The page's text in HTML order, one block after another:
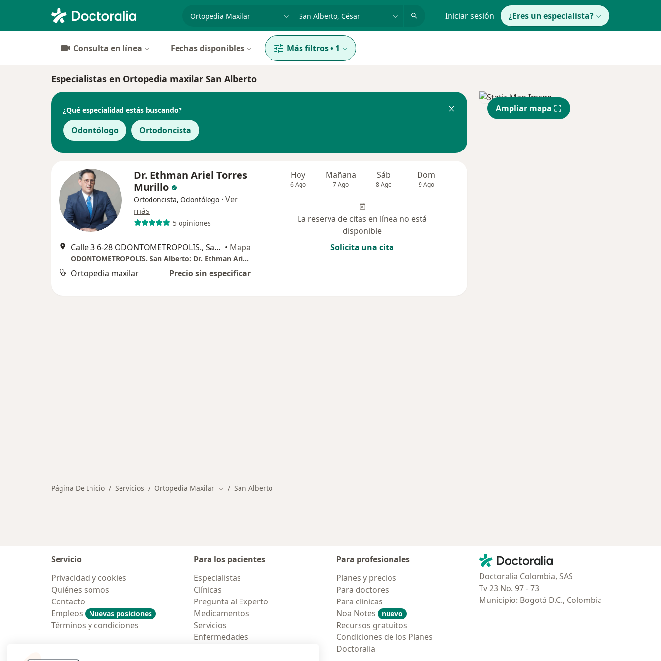
Iniciar sesión ¿Eres un especialista?
Consulta en línea Fechas disponibles Más filtros• 1
Especialistas en Ortopedia maxilar San Alberto
¿Qué especialidad estás buscando?
Odontólogo Ortodoncista
Dr. Ethman Ariel Torres
Murillo
Ortodoncista, Odontólogo · Ver
más
5 opiniones
Calle 3 6-28 ODONTOMETROPOLIS., San Alberto • Mapa
ODONTOMETROPOLIS. San Alberto: Dr. Ethman Ariel Torres.
Ortopedia maxilar Precio sin especificar
Hoy
6 Ago
Mañana
7 Ago
Sáb
8 Ago
Dom
9 Ago
La reserva de citas en línea no está
disponible
Solicita una cita
Ampliar mapa
Página De Inicio Servicios Ortopedia Maxilar Cambiar de ciudad
San Alberto
Servicio
Privacidad y cookies
Quiénes somos
Contacto
Empleos
Nuevas posiciones
Términos y condiciones
Para los pacientes
Especialistas
Clínicas
Pregunta al Experto
Medicamentos
Servicios
Enfermedades
Para profesionales
Planes y precios
Para doctores
Para clinicas
Noa Notes
nuevo
Recursos gratuitos
Condiciones de los Planes
Doctoralia
Contacto
Doctoralia - Página de inicio
Doctoralia Colombia, SAS
Tv 23 No. 97 - 73
Municipio: Bogotá D.C., Colombia